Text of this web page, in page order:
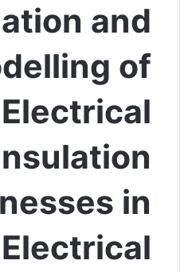
and
of
Electrical
in
Electrical